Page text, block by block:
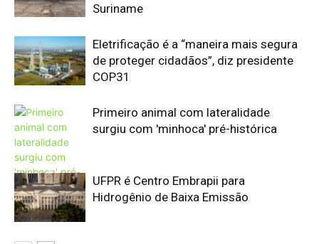
Suriname
Eletrificação é a “maneira mais segura
de proteger cidadãos”, diz presidente
COP31
Primeiro animal com lateralidade
surgiu com 'minhoca' pré-histórica
UFPR é Centro Embrapii para
Hidrogênio de Baixa Emissão